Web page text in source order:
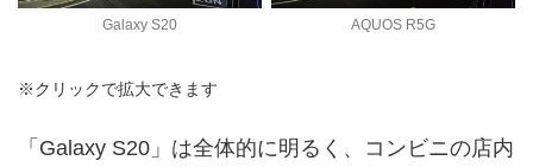
Galaxy S20 AQUOS R5G
※クリックで拡大できます
「Galaxy S20」は全体的に明るく、コンビニの店内